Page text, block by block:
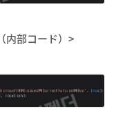
内部コード）>